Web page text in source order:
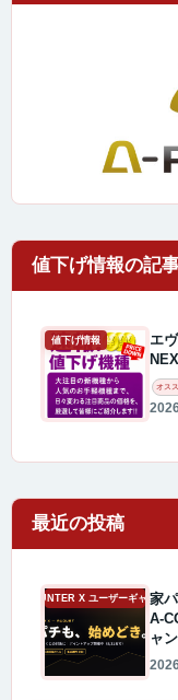
値下げ情報
エ
オス
最近の投稿
A-COUNTER X ユーザーギャラリー
家
A-
ャ